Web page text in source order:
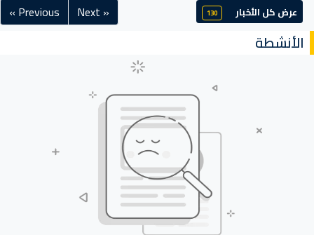
عرض كل الأخبار 130
« Previous Next »
الأنشطة